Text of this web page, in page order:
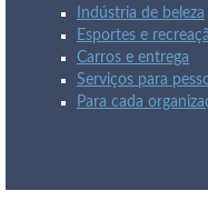
Indústria de beleza
Esportes e
Carros e entrega
Serviços para
Para cada